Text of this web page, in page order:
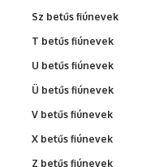
Sz betűs fiúnevek
T betűs fiúnevek
U betűs fiúnevek
Ü betűs fiúnevek
V betűs fiúnevek
X betűs fiúnevek
Z betűs fiúnevek